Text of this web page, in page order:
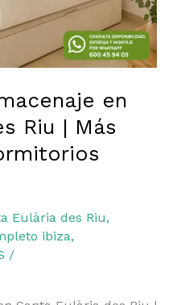
en
Riu | Más
Eulària des Riu,
ibiza,
/